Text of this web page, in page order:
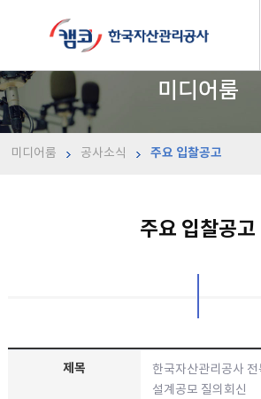
미디어룸
미디어룸 공사소식 주요 입찰공고
주요 입찰공고
한국자산관리공사
설계공모 질의회신